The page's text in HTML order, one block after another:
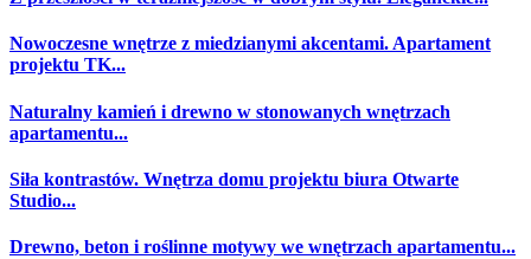
Nowoczesne wnętrze z miedzianymi akcentami. Apartament
projektu TK...
Naturalny kamień i drewno w stonowanych wnętrzach
apartamentu...
Siła kontrastów. Wnętrza domu projektu biura Otwarte
Studio...
Drewno, beton i roślinne motywy we wnętrzach apartamentu...